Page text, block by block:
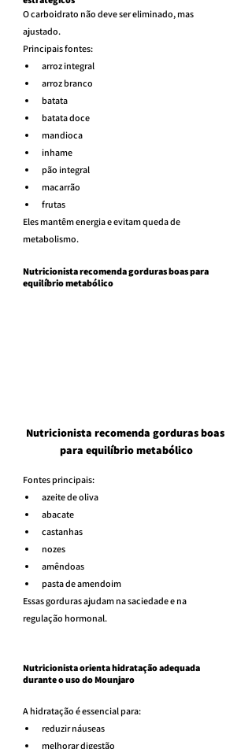
O carboidrato não deve ser eliminado, mas
ajustado.
Principais fontes:
arroz integral
arroz branco
batata
batata doce
mandioca
inhame
pão integral
macarrão
frutas
Eles mantêm energia e evitam queda de
metabolismo.
Nutricionista recomenda gorduras boas para
equilíbrio metabólico
Nutricionista recomenda gorduras boas
para equilíbrio metabólico
Fontes principais:
azeite de oliva
abacate
castanhas
nozes
amêndoas
pasta de amendoim
Essas gorduras ajudam na saciedade e na
regulação hormonal.
Nutricionista orienta hidratação adequada
durante o uso do Mounjaro
A hidratação é essencial para:
reduzir náuseas
melhorar digestão